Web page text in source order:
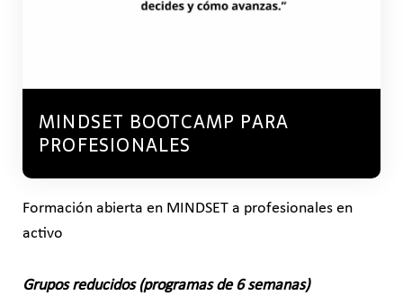
MINDSET BOOTCAMP PARA
PROFESIONALES
Formación abierta en MINDSET a profesionales en
activo
Grupos reducidos (programas de 6semanas)